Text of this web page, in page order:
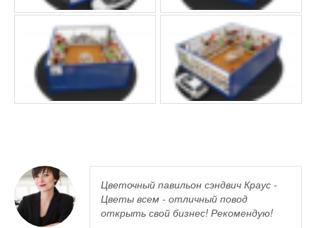
Цветочный павильон сэндвич Краус -
Цветы всем - отличный повод
открыть свой бизнес! Рекомендую!